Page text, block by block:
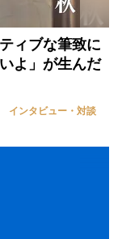
ィブな筆致に
よ」が生んだ
インタビュー・対談